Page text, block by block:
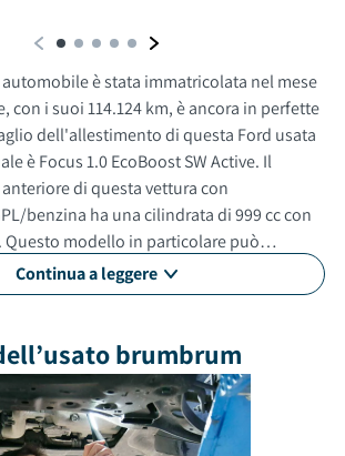
è stata immatricolata nel mese
con i suoi 114.124 km, è ancora in perfette
dell'allestimento di questa Ford usata
è Focus 1.0 EcoBoost SW Active. Il
di questa vettura con
benzina ha una cilindrata di 999 cc con
Questo modello in particolare può
massima di 198 km/h. Con un
4.9 litri ogni 100 km. Questa auto usata è
La vettura ha 5
e un bagagliaio con capacità di 608 litri.
dotazioni troviamo: cerchi in lega, isofix,
Al momento della
Continua a leggere
brumbrum